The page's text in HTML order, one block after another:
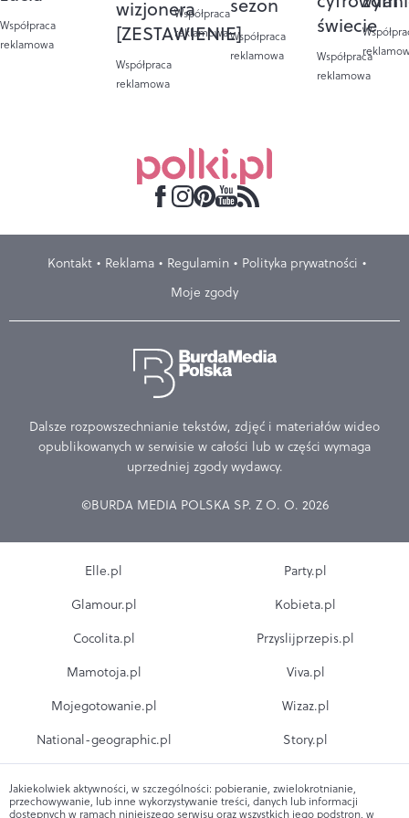
Współpraca
reklamowa
wizjonera
[ZESTAWIENIE]
Współpraca
reklamowa
Współpraca
reklamowaWspółpraca
reklamowa
świecie
Współpraca
reklamowa
Kontakt Reklama Regulamin
Polityka prywatności
Moje zgody
Dalsze rozpowszechnianie tekstów, zdjęć i materiałów wideo
opublikowanych w serwisie w całości lub w części wymaga
uprzedniej zgody wydawcy.
©BURDA MEDIA POLSKA SP. Z O. O. 2026
Elle.pl
Glamour.pl
Cocolita.pl
Mamotoja.pl
Mojegotowanie.pl
National-geographic.pl
Party.pl
Kobieta.pl
Przyslijprzepis.pl
Viva.pl
Wizaz.pl
Story.pl
Jakiekolwiek aktywności, w szczególności: pobieranie, zwielokrotnianie,
przechowywanie, lub inne wykorzystywanie treści, danych lub informacji
dostępnych w ramach niniejszego serwisu oraz wszystkich jego podstron, w